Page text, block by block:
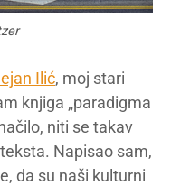
Ilić, moj stari
knjiga „paradigma
niti se takav
Napisao sam,
da su naši kulturni